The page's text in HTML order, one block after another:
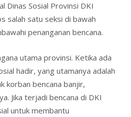
Dinas Sosial Provinsi DKI
salah satu seksi di bawah
penanganan bencana.
utama provinsi. Ketika ada
hadir, yang utamanya adalah
korban bencana banjir,
Jika terjadi bencana di DKI
untuk membantu